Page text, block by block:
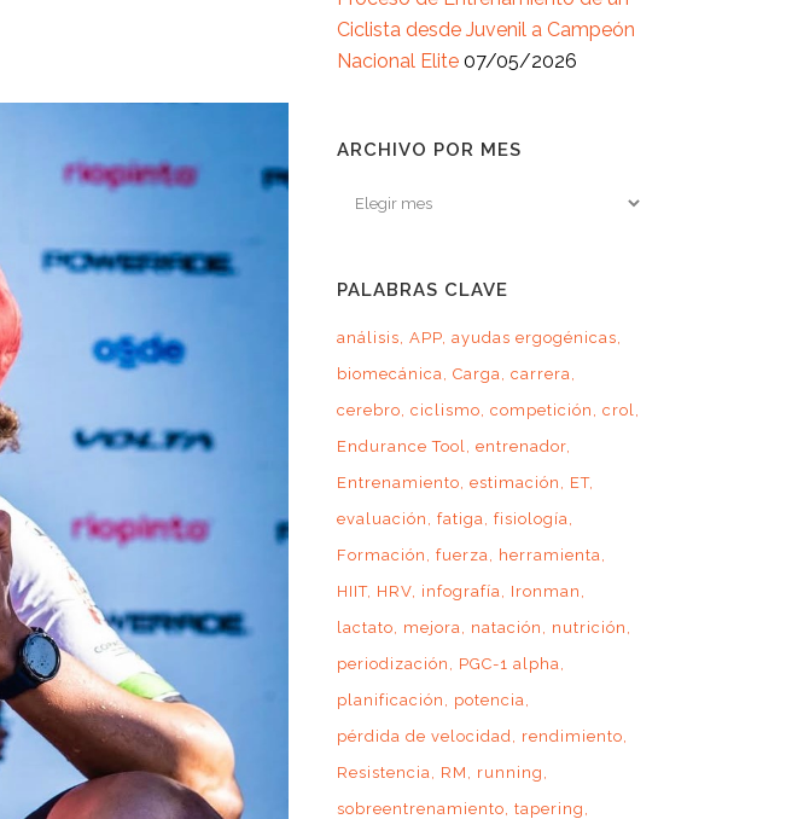
Ciclista desde Juvenil a Campeón
Nacional Elite 07/05/2026
ARCHIVO POR MES
Archivo
PALABRAS CLAVE
análisis APP ayudas ergogénicas
biomecánica Carga carrera
cerebro ciclismo competición
crol
Endurance Tool entrenador
Entrenamiento estimación
ET
evaluación
fatiga fisiología
Formación
fuerza
herramienta
HIIT HRV infografía
Ironman
lactato
mejora natación
nutrición
periodización
PGC-1 alpha
planificación
potencia
pérdida de velocidad
rendimiento
Resistencia
RM
running
sobreentrenamiento tapering